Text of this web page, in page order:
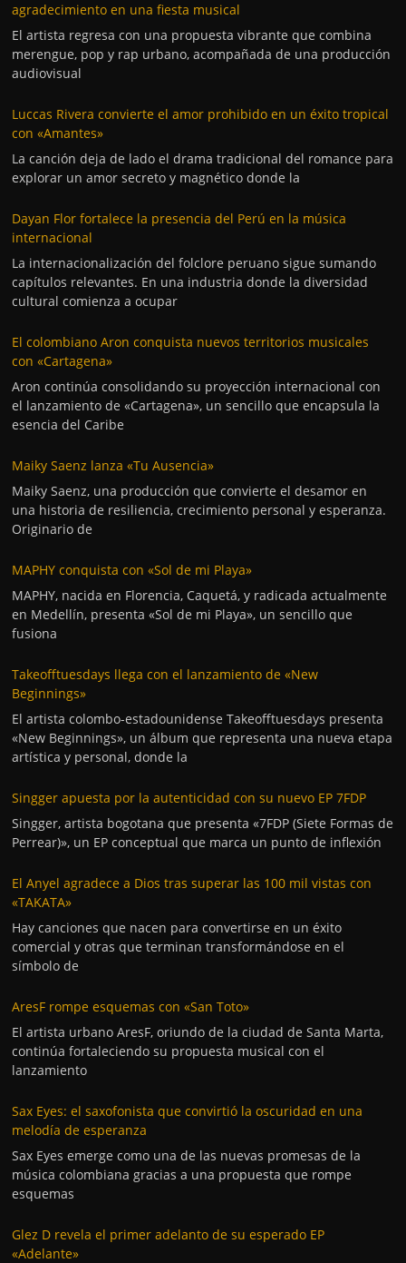
agradecimiento en una fiesta musical
El artista regresa con una propuesta vibrante que combina
merengue, pop y rap urbano, acompañada de una producción
audiovisual
Luccas Rivera convierte el amor prohibido en un éxito tropical
con «Amantes»
La canción deja de lado el drama tradicional del romance para
explorar un amor secreto y magnético donde la
Dayan Flor fortalece la presencia del Perú en la música
internacional
La internacionalización del folclore peruano sigue sumando
capítulos relevantes. En una industria donde la diversidad
cultural comienza a ocupar
El colombiano Aron conquista nuevos territorios musicales
con «Cartagena»
Aron continúa consolidando su proyección internacional con
el lanzamiento de «Cartagena», un sencillo que encapsula la
esencia del Caribe
Maiky Saenz lanza «Tu Ausencia»
Maiky Saenz, una producción que convierte el desamor en
una historia de resiliencia, crecimiento personal y esperanza.
Originario de
MAPHY conquista con «Sol de mi Playa»
MAPHY, nacida en Florencia, Caquetá, y radicada actualmente
en Medellín, presenta «Sol de mi Playa», un sencillo que
fusiona
Takeofftuesdays llega con el lanzamiento de «New
Beginnings»
El artista colombo-estadounidense Takeofftuesdays presenta
«New Beginnings», un álbum que representa una nueva etapa
artística y personal, donde la
Singger apuesta por la autenticidad con su nuevo EP 7FDP
Singger, artista bogotana que presenta «7FDP (Siete Formas de
Perrear)», un EP conceptual que marca un punto de inflexión
El Anyel agradece a Dios tras superar las 100 mil vistas con
«TAKATA»
Hay canciones que nacen para convertirse en un éxito
comercial y otras que terminan transformándose en el
símbolo de
AresF rompe esquemas con «San Toto»
El artista urbano AresF, oriundo de la ciudad de Santa Marta,
continúa fortaleciendo su propuesta musical con el
lanzamiento
Sax Eyes: el saxofonista que convirtió la oscuridad en una
melodía de esperanza
Sax Eyes emerge como una de las nuevas promesas de la
música colombiana gracias a una propuesta que rompe
esquemas
Glez D revela el primer adelanto de su esperado EP
«Adelante»